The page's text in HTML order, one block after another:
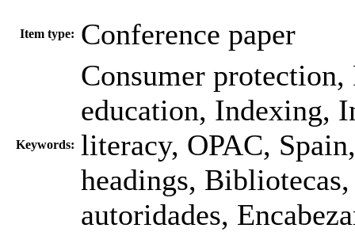
Item type: Conference paper
Keywords:
Consumer
education, Indexing,
literacy, OPAC,
headings,
autoridades,